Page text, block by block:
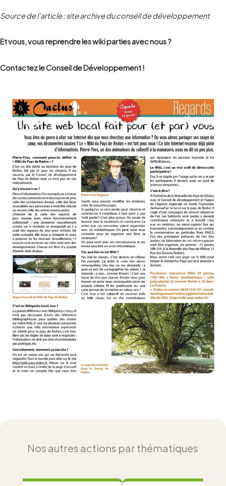
Source de l’article : site archive du conseil de développement
Et vous, vous reprendre les wiki parties avec nous ?
Contactez le Conseil de Développement !
Nos autres actions par thématiques